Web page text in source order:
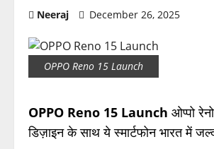
Neeraj December 26, 2025
OPPO Reno 15 Launch
OPPO Reno 15 Launch ओप्पो
डिज़ाइन के साथ ये स्मार्टफोन भारत में